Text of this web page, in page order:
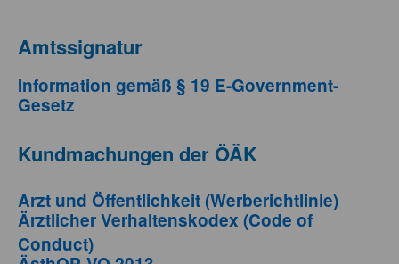
Amtssignatur
Information gemäß § 19 E-Government-
Gesetz
Kundmachungen der ÖÄK
Arzt und Öffentlichkeit (Werberichtlinie)
Ärztlicher Verhaltenskodex (Code of
Conduct)